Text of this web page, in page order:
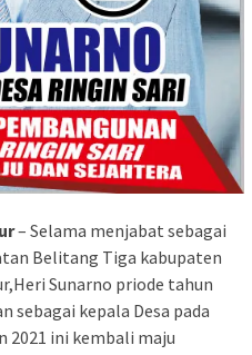
– Selama menjabat sebagai
Belitang Tiga kabupaten
Sunarno priode tahun
sebagai kepala Desa pada
2021 ini kembali maju